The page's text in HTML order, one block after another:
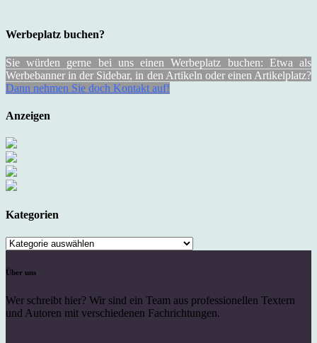
Werbeplatz buchen?
Sie würden gerne bei uns einen Werbeplatz buchen: Etwa als
Werbebanner in der Sidebar, in den Artikeln oder einen Artikelplatz?
Dann nehmen Sie doch Kontakt auf!
Anzeigen
Kategorien
Kategorien
Über uns
Wer schreibt hier? Wir sind ein Team aus professionellen Textern
und Autoren mit verschiedenen Fachrichtungen.